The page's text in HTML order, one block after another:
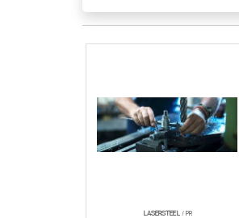
LASERSTEEL / PR